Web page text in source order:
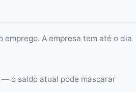
A empresa tem até o dia
— o saldo atual pode mascarar